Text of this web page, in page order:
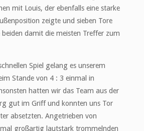
mit Louis, der ebenfalls eine starke
zeigte und sieben Tore
damit die meisten Treffer zum
Spiel gelang es unserem
Stande von 4 : 3 einmal in
hatten wir das Team aus der
gut im Griff und konnten uns Tor
absetzten. Angetrieben von
großartig lautstark trommelnden